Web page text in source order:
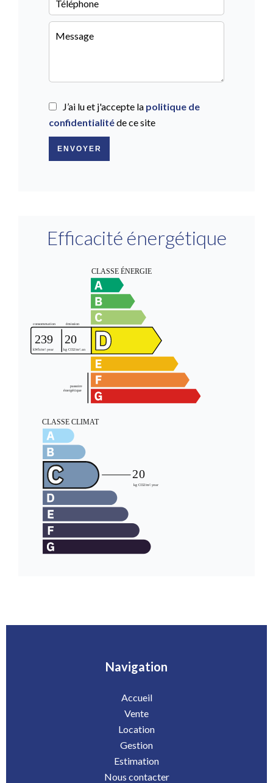
J’ai lu et j'accepte la politique de
confidentialitéde ce site
ENVOYER
Efficacité énergétique
Navigation
Accueil
Vente
Location
Gestion
Estimation
Nous contacter